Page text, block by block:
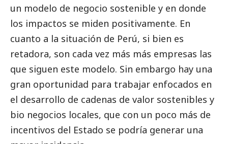
un modelo de negocio sostenible y en donde
los impactos se miden positivamente. En
cuanto a la situación de Perú, si bien es
retadora, son cada vez más más empresas las
que siguen este modelo. Sin embargo hay una
gran oportunidad para trabajar enfocados en
el desarrollo de cadenas de valor sostenibles y
bio negocios locales, que con un poco más de
incentivos del Estado se podría generar una